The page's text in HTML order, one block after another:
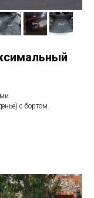
с бортом.